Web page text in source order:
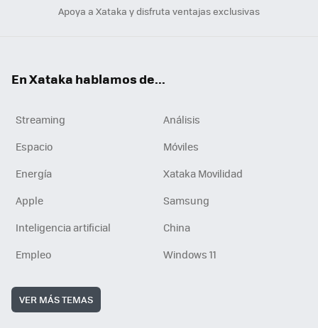
Apoya a Xataka y disfruta ventajas exclusivas
En Xataka hablamos de...
Streaming
Análisis
Espacio
Móviles
Energía
Xataka Movilidad
Apple
Samsung
Inteligencia artificial
China
Empleo
Windows 11
VER MÁS TEMAS